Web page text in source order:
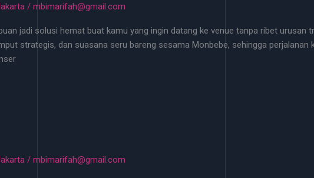
/ mbimarifah@gmail.com
jadi solusi hemat buat kamu yang ingin datang ke venue tanpa ribet urusan
strategis, dan suasana seru bareng sesama Monbebe, sehingga perjalanan
/ mbimarifah@gmail.com